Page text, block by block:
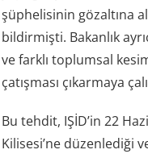
şüphelisinin gözaltına
bildirmişti. Bakanlık
ve farklı toplumsal
çatışması çıkarmaya
Bu tehdit, IŞİD’in 22
Kilisesi’ne düzenlediği